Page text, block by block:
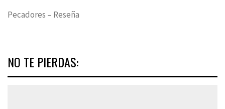
Pecadores – Reseña
NO TE PIERDAS: